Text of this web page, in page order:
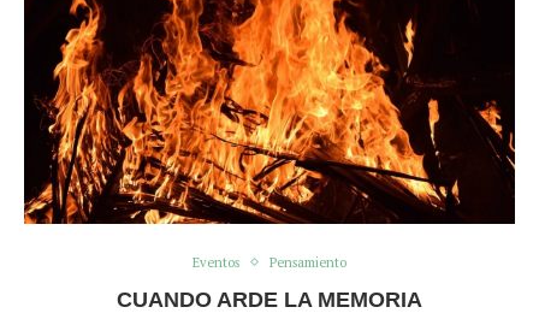
Eventos Pensamiento
CUANDO ARDE LA MEMORIA